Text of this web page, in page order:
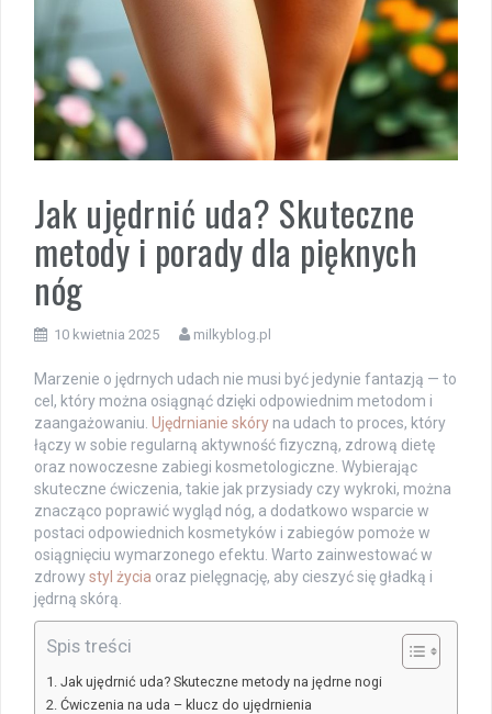
Jak ujędrnić uda? Skuteczne
metody i porady dla pięknych
nóg
10 kwietnia 2025 milkyblog.pl
Marzenie o jędrnych udach nie musi być jedynie fantazją — to
cel, który można osiągnąć dzięki odpowiednim metodom i
zaangażowaniu. Ujędrnianie skóry na udach to proces, który
łączy w sobie regularną aktywność fizyczną, zdrową dietę
oraz nowoczesne zabiegi kosmetologiczne. Wybierając
skuteczne ćwiczenia, takie jak przysiady czy wykroki, można
znacząco poprawić wygląd nóg, a dodatkowo wsparcie w
postaci odpowiednich kosmetyków i zabiegów pomoże w
osiągnięciu wymarzonego efektu. Warto zainwestować w
zdrowystyl życia oraz pielęgnację, aby cieszyć się gładką i
jędrną skórą.
Spis treści
Jak ujędrnić uda? Skuteczne metody na jędrne nogi
Ćwiczenia na uda – klucz do ujędrnienia